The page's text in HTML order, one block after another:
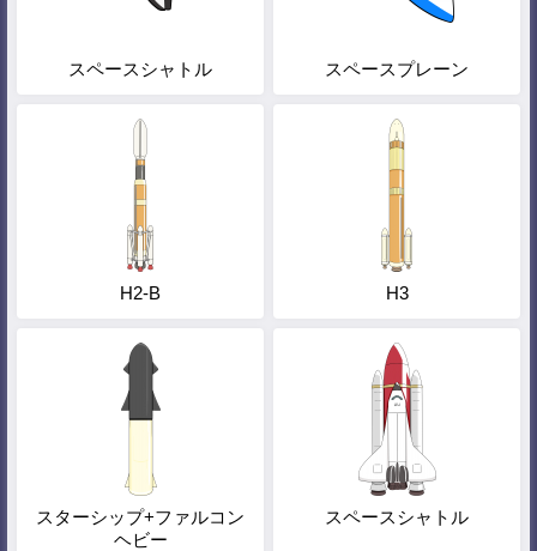
スペースシャトル スペースプレーン
H2-B H3
スターシップ+ファルコン
ヘビー
スペースシャトル